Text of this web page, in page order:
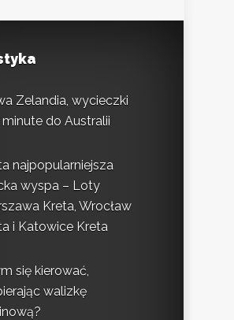
Zelandia, wycieczki
do Australii
najpopularniejsza
wyspa – Loty
Kreta, Wrocław
i Katowice Kreta
się kierować,
walizkę